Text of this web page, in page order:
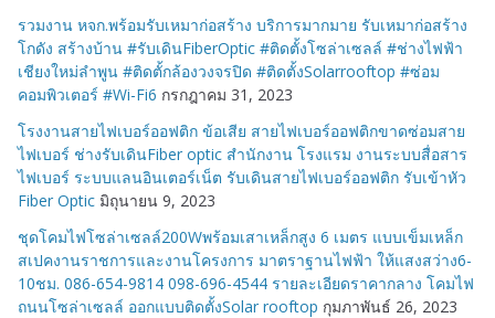
รวมงาน หจก.พร้อมรับเหมาก่อสร้าง บริการมากมาย รับเหมาก่อสร้าง
โกดัง สร้างบ้าน #รับเดินFiberOptic #ติดตั้งโซล่าเซลล์ #ช่างไฟฟ้า
เชียงใหม่ลำพูน #ติดตั้กล้องวงจรปิด #ติดตั้งSolarrooftop #ซ่อม
คอมพิวเตอร์ #Wi-Fi6 กรกฎาคม 31, 2023
โรงงานสายไฟเบอร์ออฟติก ข้อเสีย สายไฟเบอร์ออฟติกขาดซ่อมสาย
ไฟเบอร์ ช่างรับเดินFiber optic สำนักงาน โรงแรม งานระบบสื่อสาร
ไฟเบอร์ ระบบแลนอินเตอร์เน็ต รับเดินสายไฟเบอร์ออฟติก รับเข้าหัว
Fiber Optic มิถุนายน 9, 2023
ชุดโคมไฟโซล่าเซลล์200Wพร้อมเสาเหล็กสูง 6 เมตร แบบเข็มเหล็ก
สเปคงานราชการและงานโครงการ มาตราฐานไฟฟ้า ให้แสงสว่าง6-
10ชม. 086-654-9814 098-696-4544 รายละเอียดราคากลาง โคมไฟ
ถนนโซล่าเซลล์ ออกแบบติดตั้งSolar rooftop กุมภาพันธ์ 26, 2023